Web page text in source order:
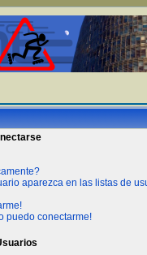
aparezca en las listas de
puedo conectarme!